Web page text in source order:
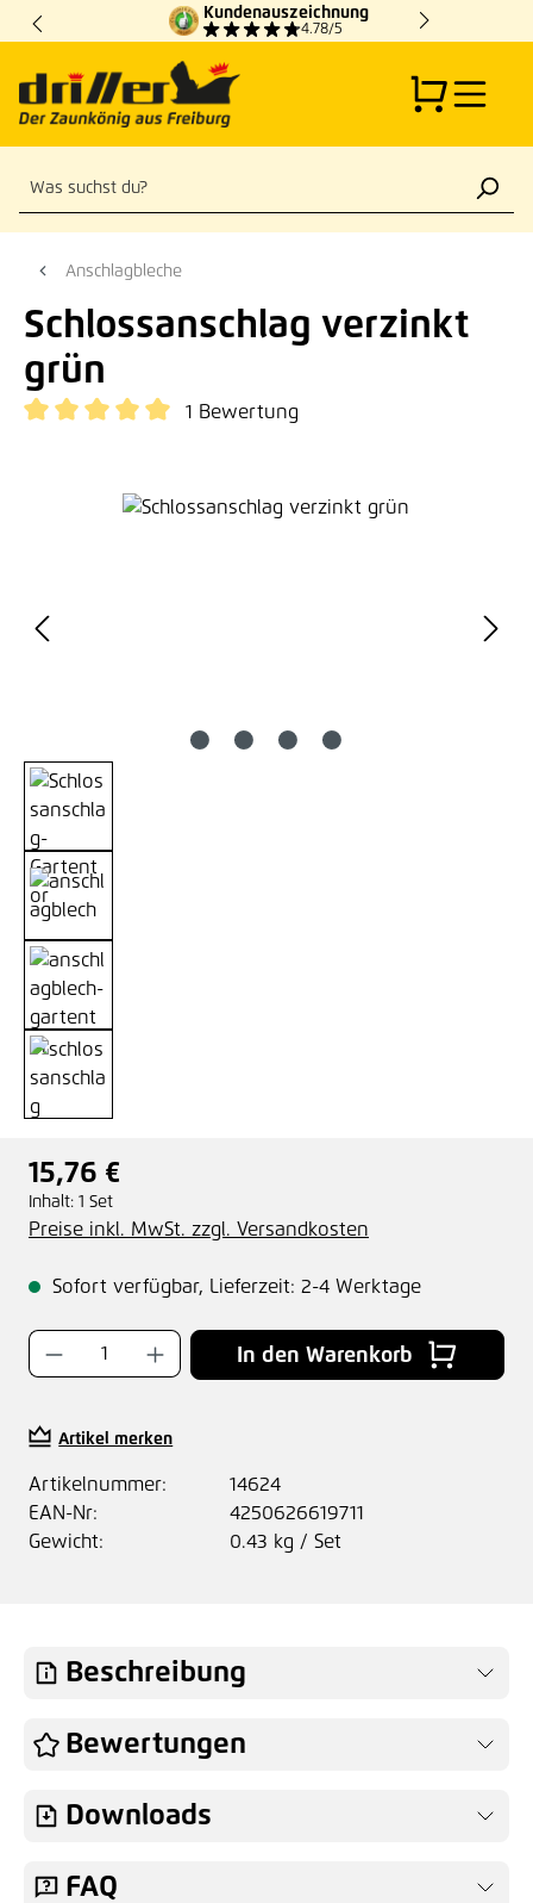
Zum Hauptinhalt springen
Kundenauszeichnung
4.78/5
Anschlagbleche
Schlossanschlag verzinkt
grün
1 Bewertung
Bildergalerie überspringen
Regulärer Preis:
15,76 €
Inhalt: 1 Set
Preise inkl. MwSt. zzgl. Versandkosten
Sofort verfügbar, Lieferzeit: 2-4 Werktage
Produkt Anzahl: Gib den gewünschten
In den Warenkorb
Artikel merken
Artikelnummer:
14624
EAN-Nr:
4250626619711
Gewicht:
0.43 kg / Set
Beschreibung
Bewertungen
Downloads
FAQ